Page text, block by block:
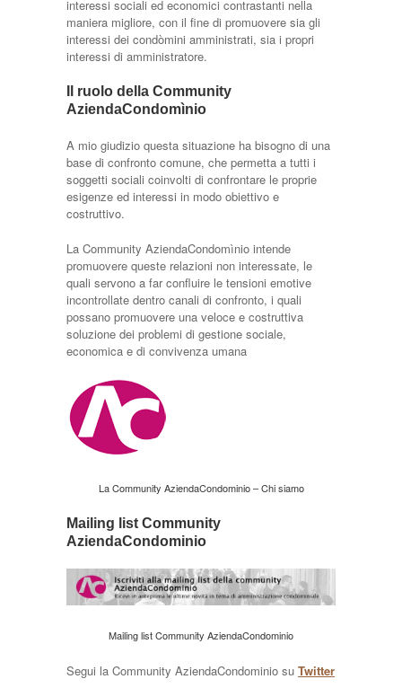
interessi sociali ed economici contrastanti nella
maniera migliore, con il fine di promuovere sia gli
interessi dei condòmini amministrati, sia i propri
interessi di amministratore.
Il ruolo della Community
AziendaCondomìnio
A mio giudizio questa situazione ha bisogno di una
base di confronto comune, che permetta a tutti i
soggetti sociali coinvolti di confrontare le proprie
esigenze ed interessi in modo obiettivo e
costruttivo.
La Community AziendaCondomìnio intende
promuovere queste relazioni non interessate, le
quali servono a far confluire le tensioni emotive
incontrollate dentro canali di confronto, i quali
possano promuovere una veloce e costruttiva
soluzione dei problemi di gestione sociale,
economica e di convivenza umana
La Community AziendaCondominio – Chi siamo
Mailing list Community
AziendaCondominio
Mailing list Community AziendaCondominio
Segui la Community AziendaCondominio su Twitter